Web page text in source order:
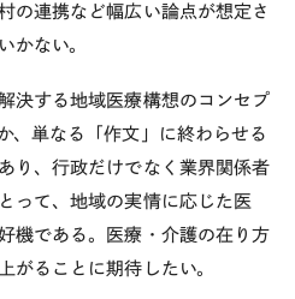
の連携など幅広い論点が想定さ
かない。
決する地域医療構想のコンセプ
、単なる「作文」に終わらせる
り、行政だけでなく業界関係者
って、地域の実情に応じた医
機である。医療・介護の在り方
がることに期待したい。